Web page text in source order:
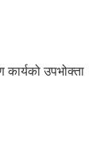
कार्यको उपभोक्ता